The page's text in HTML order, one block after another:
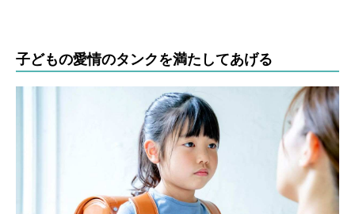
子どもの愛情のタンクを満たしてあげる